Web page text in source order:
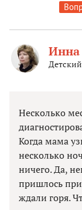
Инна
Несколько
Когда мама
несколько
ничего. Да,
пришлось
ждали горя.